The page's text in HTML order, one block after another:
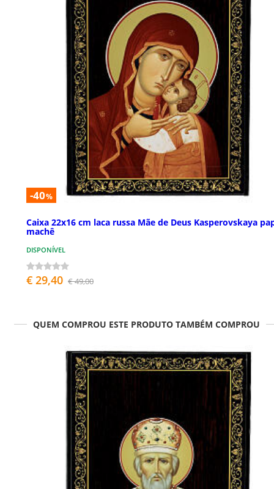
-40%
Caixa 22x16 cm laca russa Mãe de Deus Kasperovskaya
machê
DISPONÍVEL
€ 29,40 € 49,00
QUEM COMPROU ESTE PRODUTO TAMBÉM COMPROU